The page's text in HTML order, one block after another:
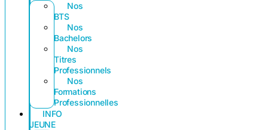
Nos
BTS
Nos
Bachelors
Nos
Titres
Professionnels
Nos
Formations
Professionnelles
INFO
JEUNE